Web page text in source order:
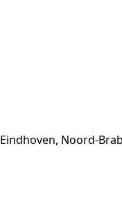
Eindhoven, Noord-